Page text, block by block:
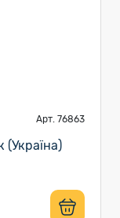
Арт. 76863